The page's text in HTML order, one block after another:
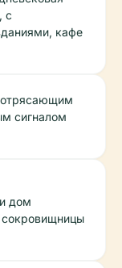
с
кафе
сигналом
дом
сокровищницы